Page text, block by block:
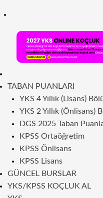
TABAN PUANLARI
YKS 4 Yıllık (Lisans)
YKS 2 Yıllık (Önlisans)
DGS 2025 Taban
KPSS Ortaöğretim
KPSS Önlisans
KPSS Lisans
GÜNCEL BURSLAR
YKS/KPSS KOÇLUK AL